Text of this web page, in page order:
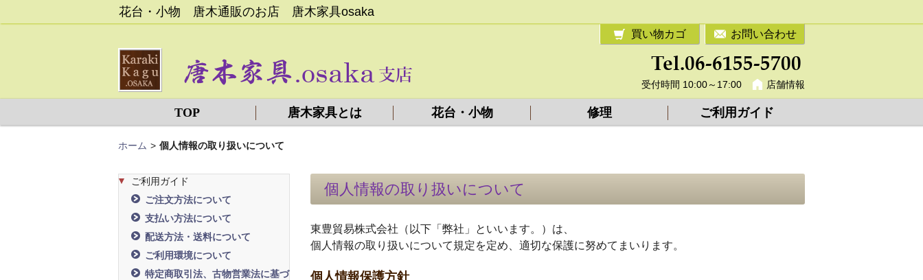
花台・小物 唐木通販のお店 唐木家具osaka
買い物カゴ お問い合わせ
受付時間 10:00～17:00 店舗情報
TOP 唐木家具とは 花台・小物 修理 ご利用ガイド
ホーム 個人情報の取り扱いについて
個人情報の取り扱いについて
東豊貿易株式会社（以下「弊社」といいます。）は、
個人情報の取り扱いについて規定を定め、適切な保護に努めてまいります。
個人情報保護方針
ご利用ガイド
ご注文方法について
支払い方法について
配送方法・送料について
ご利用環境について
特定商取引法、古物営業法に基づ